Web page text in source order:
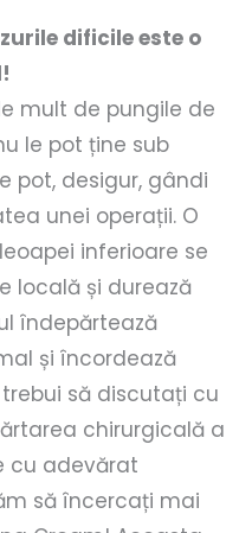
dificile este o
mult de pungile de
le pot ține sub
pot, desigur, gândi
unei operații. O
inferioare se
locală și durează
îndepărtează
și încordează
să discutați cu
chirurgicală a
cu adevărat
să încercați mai